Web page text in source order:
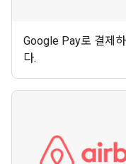
Google Pay로 결제
다.